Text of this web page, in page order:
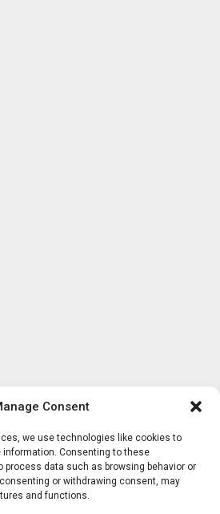
Consent
we use technologies like cookies to
Consenting to these
data such as browsing behavior or
or withdrawing consent, may
and functions.